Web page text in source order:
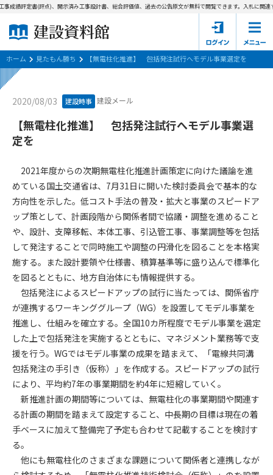
建設資料館とは
会員登録について
サポーター会員一覧
会員規約
績評定書(評点)、開示済み工事設計書、総合評価値、過去の公告原文が無料で閲覧できます。入札に関連す
ホーム 見たもん勝ち 【無電柱化推進】 包括発注試行へモデル事業選定を
2020/08/03 建設時事 建設メール
【無電柱化推進】 包括発注試行へモデル事業選
定を
2021年度からの次期無電柱化推進計画策定に向けた議論を進
めている国土交通省は、7月31日に開いた検討委員会で基本的な
方向性を示した。低コスト手法の普及・拡大と事業のスピードア
ップ策として、計画段階から関係者間で協議・調整を進めること
や、設計、支障移転、本体工事、引込管工事、事業調整等を包括
して発注することで同時施工や調整の円滑化を図ることを本格実
施する。また設計要領や仕様書、積算基準等に盛り込んで標準化
を図るとともに、地方自治体にも情報提供する。
包括発注によるスピードアップの試行に当たっては、関係省庁
が連携するワーキンググループ（WG）を設置してモデル事業を
推進し、仕組みを確立する。全国10カ所程度でモデル事業を選定
した上で包括発注を実施するとともに、マネジメント業務等で支
援を行う。WGではモデル事業の成果を踏まえて、「電線共同溝
包括発注の手引き（仮称）」を作成する。スピードアップの試行
により、平均約7年の事業期間を約4年に短縮していく。
新推進計画の期間等については、無電柱化の事業期間や関連す
る計画の期間を踏まえて設定すること、中長期の目標は現在の着
手ベースに加えて整備完了予定も合わせて記載することを検討す
る。
他にも無電柱化のさまざまな課題について関係者と連携しなが
パスワードの再発行
第1条（規約の目的）
会員サービスの利用条件等について定めるものです。
2. 管理者が建設資料館WEB上で随時掲載するルールは本規約の
一部を構成するものとします。
第2条（規約の変更）
本規約は、会員の了承を得ることなく、随時変更されることが
あります。変更内容は、建設資料館WEB上に表示した時点で直
ちに全ての会員が了承したものとみなします。
第4条（会員審査および資格の取り消し）
会員とは、本規約を承諾の上、所定の会員申込手続きを完了
後、管理者がこれを承認した者をいいます。
第4条（会員の定義と登録）
1. 管理者は前条により審査の結果、会員申込みをした者が以下
の何れかの項目に該当することがわかった場合、その者の会
員としての権限を承認しないことがあります。
(1) 会員申し込みをした者が実在しなかった場合
(2) 本規約に違反した場合/li>
(3) 会員申し込みの際、申告事項に虚偽があった場合
理を行わなかった場合